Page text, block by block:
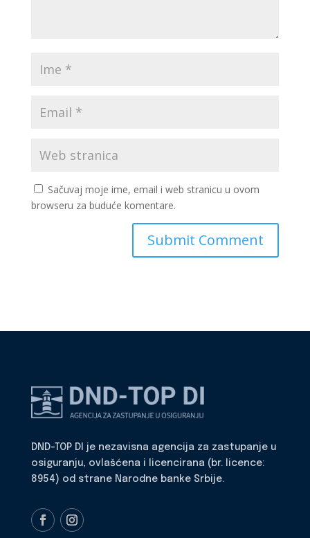
Sačuvaj moje ime, email i web stranicu u ovom
browseru za buduće komentare.
DND-TOP DI je nezavisna agencija za zastupanje u
osiguranju, ovlašćena i licencirana (br. licence:
8954) od strane Narodne banke Srbije.